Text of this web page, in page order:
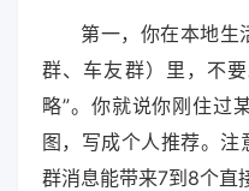
第一，你在本地生
群、车友群）里，不
略”。你就说你刚住过
图，写成个人推荐。
群消息能带来7到8个直